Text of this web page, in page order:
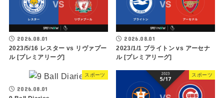
2026.08.01
2023/5/16 レスター vs リヴァプー
ル [プレミアリーグ]
2026.08.01
2023/1/1 ブライトン vs アーセナ
ル [プレミアリーグ]
スポーツ
2026.08.01
スポーツ